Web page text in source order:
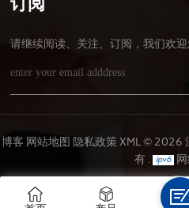
请继续阅读、关注、订阅，我们欢迎
博客 网站地图 隐私政策 XML© 2026
有 .
网